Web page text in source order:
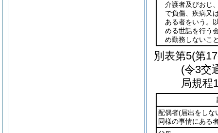
介護者及びおじ
で負傷、疾病又
ある者をいう。
める世話を行う
め勤務しないこ
別表第5(第
(令3交
局規程
配偶者(届出をしな
同様の事情にある